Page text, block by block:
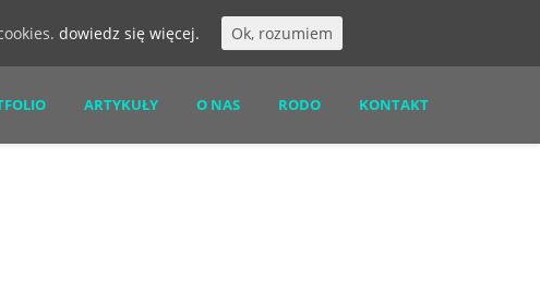
ARTYKUŁY O NAS RODO KONTAKT
dowiedz się więcej. Ok, rozumiem